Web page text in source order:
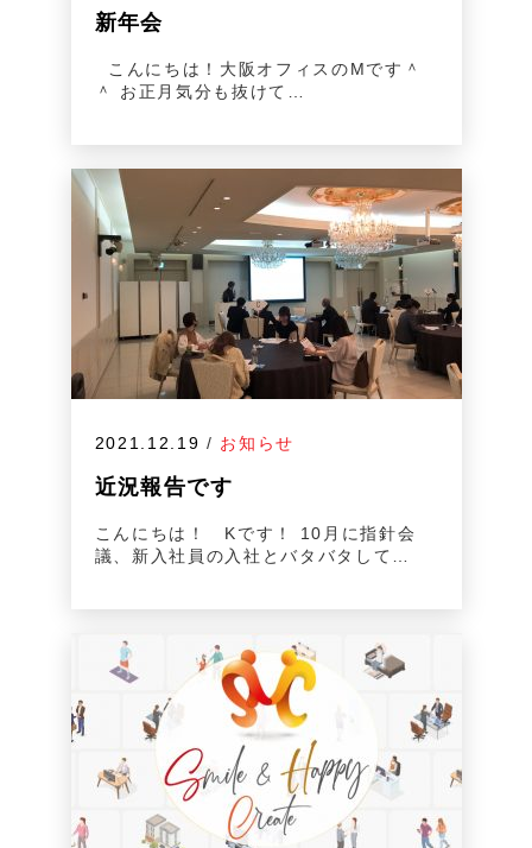
新年会
こんにちは！大阪オフィスのMです＾
＾ お正月気分も抜けて…
2021.12.19 / お知らせ
近況報告です
こんにちは！ Kです！ 10月に指針会
議、新入社員の入社とバタバタして…